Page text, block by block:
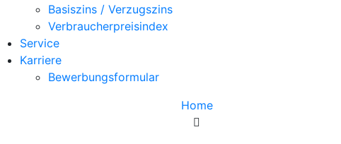
Basiszins / Verzugszins
Verbraucherpreisindex
Service
Karriere
Bewerbungsformular
Home